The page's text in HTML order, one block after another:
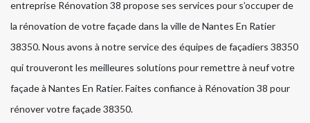
entreprise Rénovation 38 propose ses services pour s’occuper de
la rénovation de votre façade dans la ville de Nantes En Ratier
38350. Nous avons à notre service des équipes de façadiers 38350
qui trouveront les meilleures solutions pour remettre à neuf votre
façade à Nantes En Ratier. Faites confiance à Rénovation 38 pour
rénover votre façade 38350.